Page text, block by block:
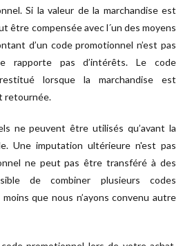
Si la valeur de la marchandise est
être compensée avec l´un des moyens
d’un code promotionnel n’est pas
rapporte pas d’intérêts. Le code
lorsque la marchandise est
retournée.
ne peuvent être utilisés qu’avant la
Une imputation ultérieure n'est pas
ne peut pas être transféré à des
de combiner plusieurs codes
que nous n’ayons convenu autre